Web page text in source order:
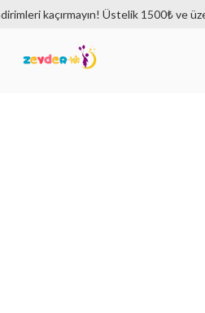
kaçırmayın! Üstelik 1500₺ ve